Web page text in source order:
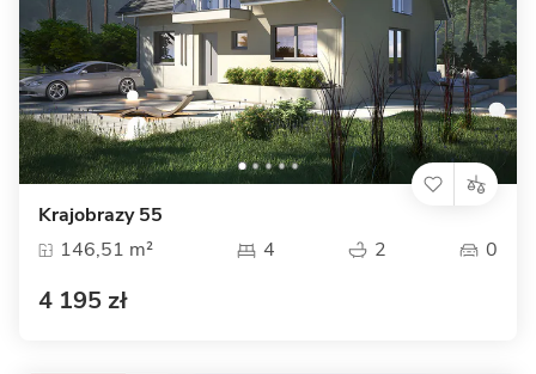
Krajobrazy 55
146,51 m²
4 2 0
4 195 zł